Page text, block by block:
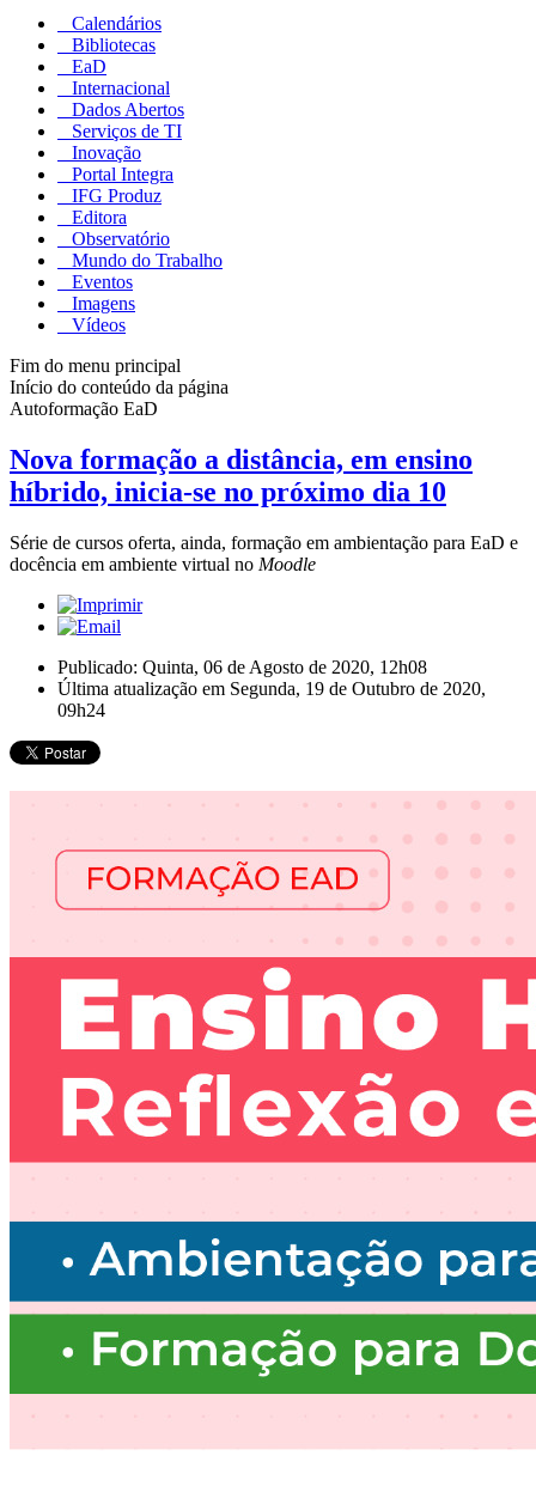
Calendários
Bibliotecas
EaD
Internacional
Dados Abertos
Serviços de TI
Inovação
Portal Integra
IFG Produz
Editora
Observatório
Mundo do Trabalho
Eventos
Imagens
Vídeos
Fim do menu principal
Início do conteúdo da página
Autoformação EaD
Nova formação a distância, em ensino
híbrido, inicia-se no próximo dia 10
Série de cursos oferta, ainda, formação em ambientação para EaD e
docência em ambiente virtual no Moodle
Publicado: Quinta, 06 de Agosto de 2020, 12h08
Última atualização em Segunda, 19 de Outubro de 2020,
09h24